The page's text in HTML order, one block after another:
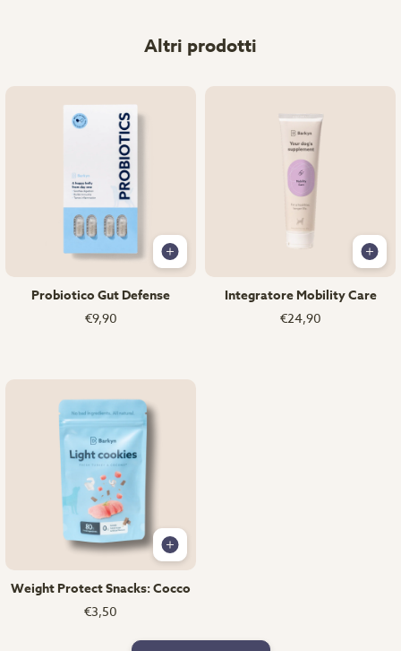
Altri prodotti
Probiotico Gut Defense
€9,90
Integratore Mobility Care
€24,90
Weight Protect Snacks: Cocco
€3,50